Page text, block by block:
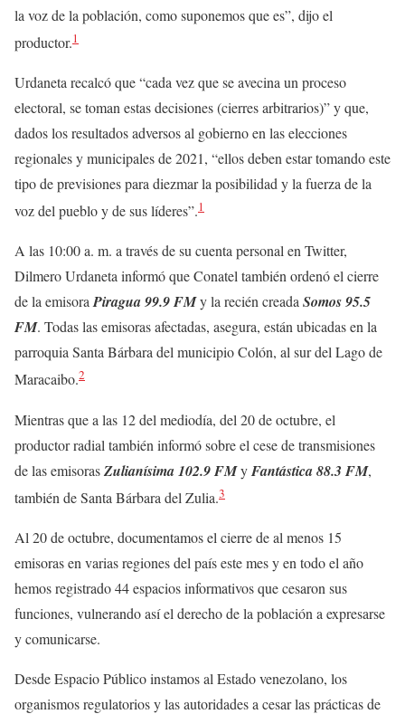
la voz de la población, como suponemos que es”, dijo el
productor.1
Urdaneta recalcó que “cada vez que se avecina un proceso
electoral, se toman estas decisiones (cierres arbitrarios)” y que,
dados los resultados adversos al gobierno en las elecciones
regionales y municipales de 2021, “ellos deben estar tomando este
tipo de previsiones para diezmar la posibilidad y la fuerza de la
voz del pueblo y de sus líderes”.1
A las 10:00 a. m. a través de su cuenta personal en Twitter,
Dilmero Urdaneta informó que Conatel también ordenó el cierre
de la emisoraPiragua 99.9 FMy la recién creadaSomos 95.5
FM. Todas las emisoras afectadas, asegura, están ubicadas en la
parroquia Santa Bárbara del municipio Colón, al sur del Lago de
Maracaibo.2
Mientras que a las 12 del mediodía, del 20 de octubre, el
productor radial también informó sobre el cese de transmisiones
de las emisorasZulianísima 102.9 FMyFantástica 88.3 FM,
también de Santa Bárbara del Zulia.3
Al 20 de octubre, documentamos el cierre de al menos 15
emisoras en varias regiones del país este mes y en todo el año
hemos registrado 44 espacios informativos que cesaron sus
funciones, vulnerando así el derecho de la población a expresarse
y comunicarse.
Desde Espacio Público instamos al Estado venezolano, los
organismos regulatorios y las autoridades a cesar las prácticas de